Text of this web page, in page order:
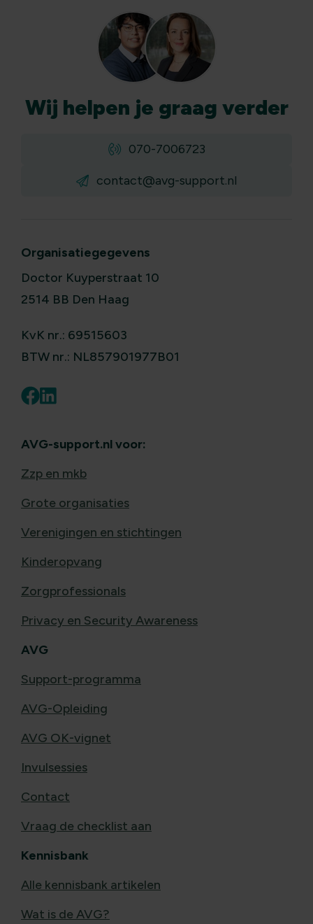
Wij helpen je graag verder
070-7006723
contact@avg-support.nl
Organisatiegegevens
Doctor Kuyperstraat 10
2514 BB Den Haag
KvK nr.: 69515603
BTW nr.: NL857901977B01
AVG-support.nl voor:
Zzp en mkb
Grote organisaties
Verenigingen en stichtingen
Kinderopvang
Zorgprofessionals
Privacy en Security Awareness
AVG
Support-programma
AVG-Opleiding
AVG OK-vignet
Invulsessies
Contact
Vraag de checklist aan
Kennisbank
Alle kennisbank artikelen
Wat is de AVG?